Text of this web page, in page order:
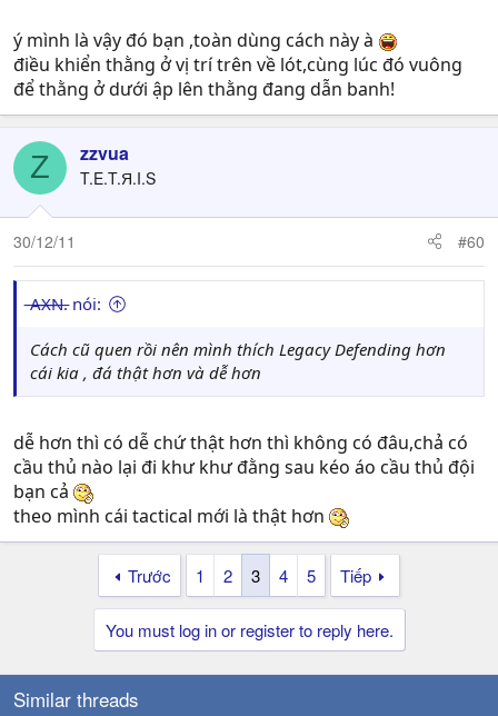
bạn làm theo cách của mình bên trên, đảm bảo không bị
khựng lại nữa mà tiền đạo đối phương ít còn cơ hội lắc
hơn hẳn.
ý mình là vậy đó bạn ,toàn dùng cách này à
điều khiển thằng ở vị trí trên về lót,cùng lúc đó vuông
để thằng ở dưới ập lên thằng đang dẫn banh!
Z zzvua
T.E.T.Я.I.S
30/12/11 #60
̶A̶̶X̶̶N̶. nói:
Cách cũ quen rồi nên mình thích Legacy Defending hơn
cái kia , đá thật hơn và dễ hơn
dễ hơn thì có dễ chứ thật hơn thì không có đâu,chả có
cầu thủ nào lại đi khư khư đằng sau kéo áo cầu thủ đội
bạn cả
theo mình cái tactical mới là thật hơn
Trước 1 2 3 4 5 Tiếp
You must log in or register to reply here.
Similar threads